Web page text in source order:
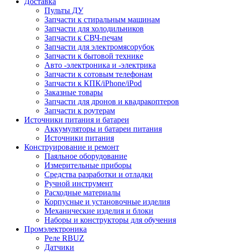
Пульты ДУ
Запчасти к стиральным машинам
Запчасти для холодильников
Запчасти к СВЧ-печам
Запчасти для электромясорубок
Запчасти к бытовой технике
Авто -электроника и -электрика
Запчасти к сотовым телефонам
Запчасти к КПК/iPhone/iPod
Заказные товары
Запчасти для дронов и квадракоптеров
Запчасти к роутерам
Источники питания и батареи
Аккумуляторы и батареи питания
Источники питания
Конструирование и ремонт
Паяльное оборудование
Измерительные приборы
Средства разработки и отладки
Ручной инструмент
Расходные материалы
Корпусные и установочные изделия
Механические изделия и блоки
Наборы и конструкторы для обучения
Промэлектроника
Реле RBUZ
Датчики